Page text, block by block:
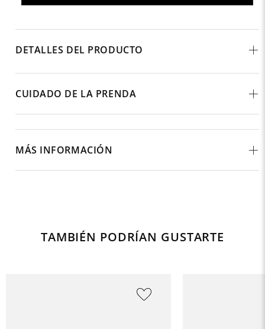
DETALLES DEL PRODUCTO
CUIDADO DE LA PRENDA
MÁS INFORMACIÓN
TAMBIÉN PODRÍAN GUSTARTE